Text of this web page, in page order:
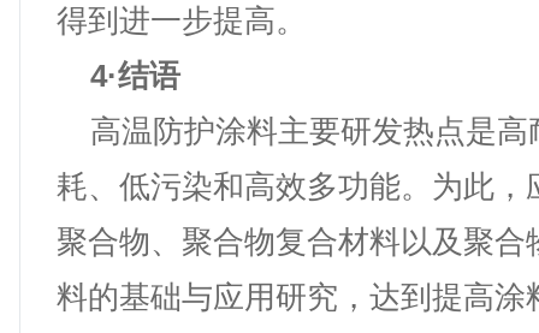
得到进一步提高。
4·结语
高温防护涂料主要研发热点是高
耗、低污染和高效多功能。为此，
聚合物、聚合物复合材料以及聚合
料的基础与应用研究，达到提高涂